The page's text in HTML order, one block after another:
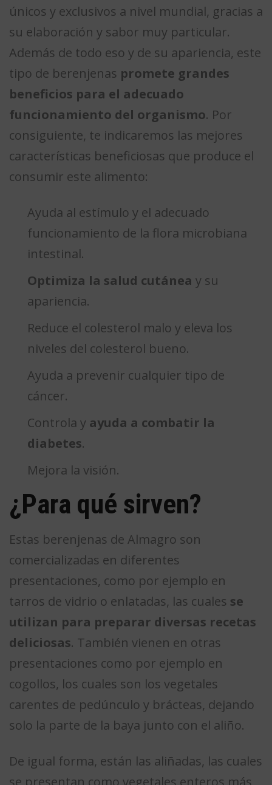
únicos y exclusivos a nivel mundial, gracias a
su elaboración y sabor muy particular.
Además de todo eso y de su apariencia, este
tipo de berenjenas promete grandes
beneficios para el adecuado
funcionamiento del organismo. Por
consiguiente, te indicaremos las mejores
características beneficiosas que produce el
consumir este alimento:
Ayuda al estímulo y el adecuado
funcionamiento de la flora microbiana
intestinal.
Optimiza la salud cutánea y su
apariencia.
Reduce el colesterol malo y eleva los
niveles del colesterol bueno.
Ayuda a prevenir cualquier tipo de
cáncer.
Controla y ayuda a combatir la
diabetes.
Mejora la visión.
¿Para qué sirven?
Estas berenjenas de Almagro son
comercializadas en diferentes
presentaciones, como por ejemplo en
tarros de vidrio o enlatadas, las cuales se
utilizan para preparar diversas recetas
deliciosas. También vienen en otras
presentaciones como por ejemplo en
cogollos, los cuales son los vegetales
carentes de pedúnculo y brácteas, dejando
solo la parte de la baya junto con el aliño.
De igual forma, están las aliñadas, las cuales